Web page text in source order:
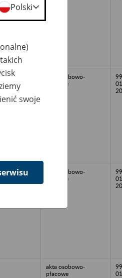
akta osobowo-
płacowe
akta osobowo-
płacowe
akta osobowo-
płacowe
Polski
swoje